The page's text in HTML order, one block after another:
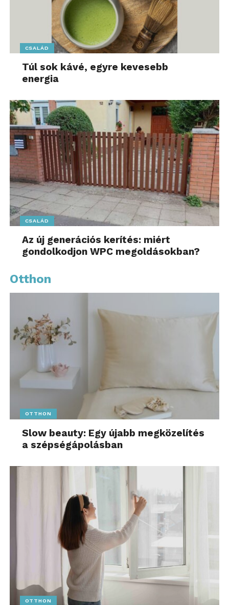
CSALÁD
Túl sok kávé, egyre kevesebb
energia
CSALÁD
Az új generációs kerítés: miért
gondolkodjon WPC megoldásokban?
Otthon
OTTHON
Slow beauty: Egy újabb megközelítés
a szépségápolásban
OTTHON